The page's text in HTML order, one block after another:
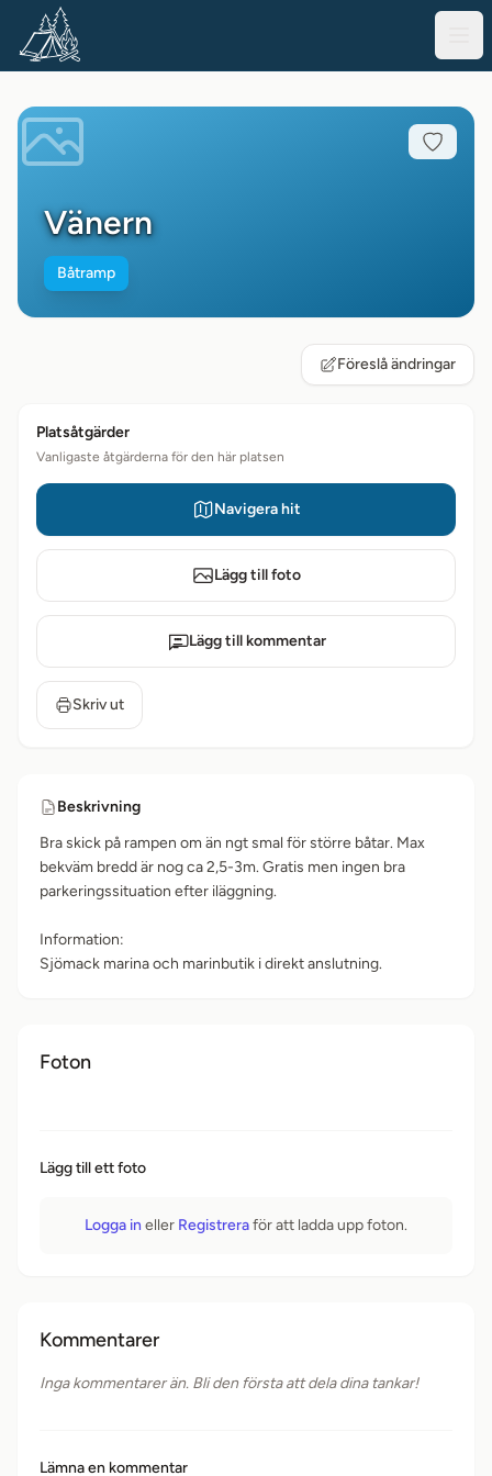
Vänern
Båtramp
Föreslå ändringar
Platsåtgärder
Vanligaste åtgärderna för den här platsen
Navigera hit
Lägg till foto
Lägg till kommentar
Skriv ut
Beskrivning
Bra skick på rampen om än ngt smal för större båtar. Max
bekväm bredd är nog ca 2,5-3m. Gratis men ingen bra
parkeringssituation efter iläggning.
Information:
Sjömack marina och marinbutik i direkt anslutning.
Foton
Lägg till ett foto
Logga in eller Registreraför att ladda upp foton.
Kommentarer
Inga kommentarer än. Bli den första att dela dina tankar!
Lämna en kommentar